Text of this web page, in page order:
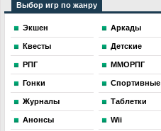
Выбор игр по жанру
Экшен Аркады
Квесты Детские
РПГ ММОРПГ
Гонки Спортивные
Журналы Таблетки
Анонсы Wii